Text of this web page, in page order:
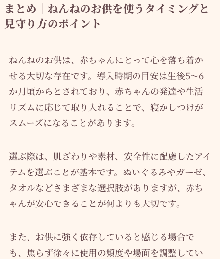
まとめ｜ねんねのお供を使うタイミングと
見守り方のポイント
ねんねのお供は、赤ちゃんにとって心を落ち着か
せる大切な存在です。導入時期の目安は生後5～6
か月頃からとされており、赤ちゃんの発達や生活
リズムに応じて取り入れることで、寝かしつけが
スムーズになることがあります。
選ぶ際は、肌ざわりや素材、安全性に配慮したアイ
テムを選ぶことが基本です。ぬいぐるみやガーゼ、
タオルなどさまざまな選択肢がありますが、赤ち
ゃんが安心できることが何よりも大切です。
また、お供に強く依存していると感じる場合で
も、焦らず徐々に使用の頻度や場面を調整してい